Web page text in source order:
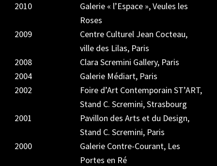
2010
Galerie « l’Espace », Veules les
Roses
2009
Centre Culturel Jean Cocteau,
ville des Lilas, Paris
2008
Clara Scremini Gallery, Paris
2004
Galerie Médiart, Paris
2002
Foire d’Art Contemporain ST’ART,
Stand C. Scremini, Strasbourg
2001
Pavillon des Arts et du Design,
Stand C. Scremini, Paris
2000
Galerie Contre-Courant, Les
Portes en Ré